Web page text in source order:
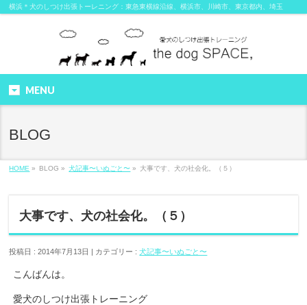
横浜＊犬のしつけ出張トーレニング：東急東横線沿線、横浜市、川崎市、東京都内、埼玉
MENU
BLOG
HOME » BLOG » 犬記事〜いぬごと〜 » 大事です、犬の社会化。（５）
大事です、犬の社会化。（５）
投稿日 : 2014年7月13日 | カテゴリー :犬記事〜いぬごと〜
こんばんは。
愛犬のしつけ出張トレーニング